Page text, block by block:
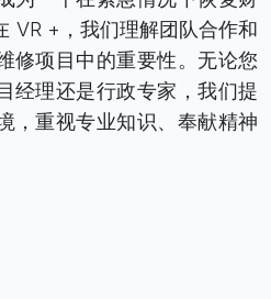
VR +，我们理解团队合作和
修项目中的重要性。无论您
经理还是行政专家，我们提
，重视专业知识、奉献精神